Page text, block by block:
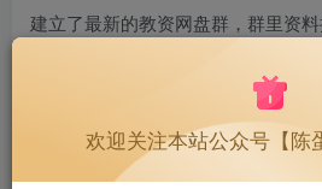
建立了最新的教资网盘群，群里资
￥19 教资 | 2024
持续更新，好用不
2233
欢迎关注本站公众号【陈